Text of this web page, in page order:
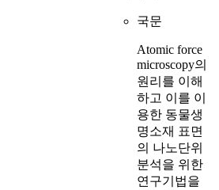
국문
Atomic force
microscopy의
원리를 이해
하고 이를 이
용한 동물생
명소재 표면
의 나노단위
분석을 위한
연구기법을